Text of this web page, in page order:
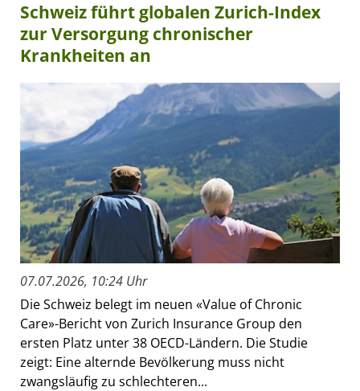
Schweiz führt globalen Zurich-Index
zur Versorgung chronischer
Krankheiten an
07.07.2026, 10:24 Uhr
Die Schweiz belegt im neuen «Value of Chronic
Care»-Bericht von Zurich Insurance Group den
ersten Platz unter 38 OECD-Ländern. Die Studie
zeigt: Eine alternde Bevölkerung muss nicht
zwangsläufig zu schlechteren...